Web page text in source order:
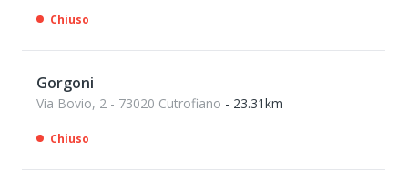
Chiuso
Gorgoni
Via Bovio, 2 - 73020 Cutrofiano - 23.31km
Chiuso